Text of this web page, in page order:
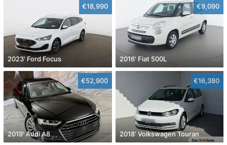
€18,990
2023' Ford Focus
€9,090
2016' Fiat 500L
€52,900
2019' Audi A8
€16,380
2018' Volkswagen Touran